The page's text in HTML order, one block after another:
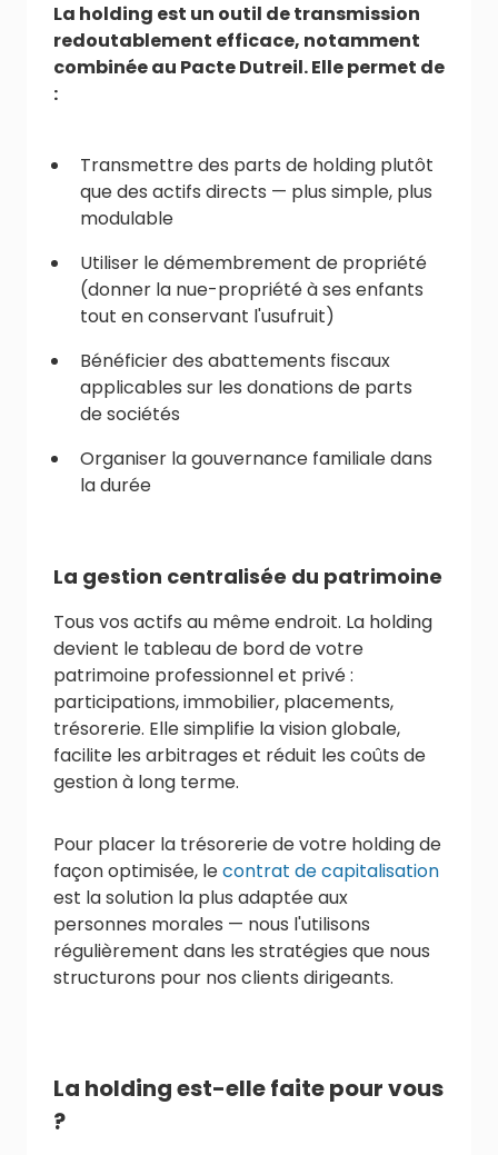
La holding est un outil de transmission
redoutablement efficace, notamment
combinée au Pacte Dutreil. Elle permet de
:
Transmettre des parts de holding plutôt
que des actifs directs — plus simple, plus
modulable
Utiliser le démembrement de propriété
(donner la nue-propriété à ses enfants
tout en conservant l'usufruit)
Bénéficier des abattements fiscaux
applicables sur les donations de parts
de sociétés
Organiser la gouvernance familiale dans
la durée
La gestion centralisée du patrimoine
Tous vos actifs au même endroit. La holding
devient le tableau de bord de votre
patrimoine professionnel et privé :
participations, immobilier, placements,
trésorerie. Elle simplifie la vision globale,
facilite les arbitrages et réduit les coûts de
gestion à long terme.
Pour placer la trésorerie de votre holding de
façon optimisée, lecontrat de capitalisation
est la solution la plus adaptée aux
personnes morales — nous l'utilisons
régulièrement dans les stratégies que nous
structurons pour nos clients dirigeants.
La holding est-elle faite pour vous
?